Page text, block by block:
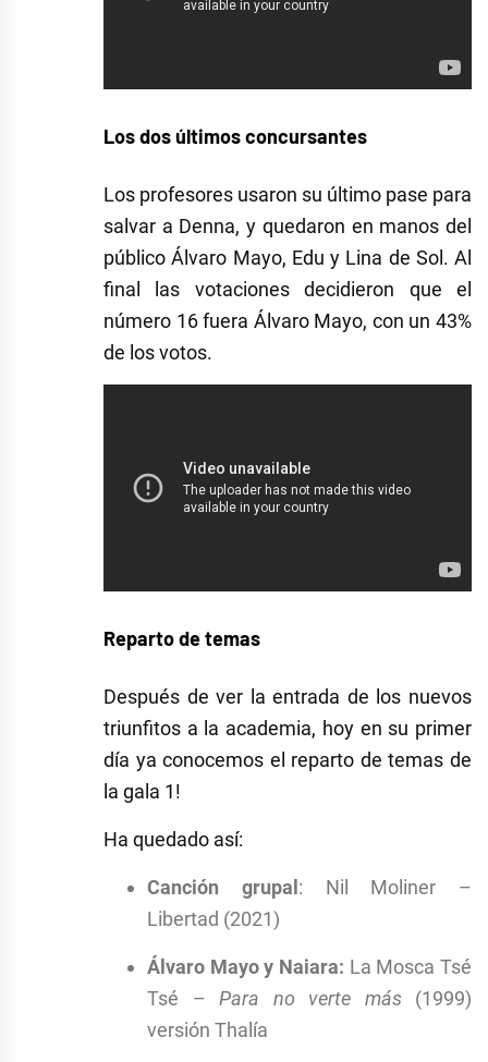
Los dos últimos concursantes
Los profesores usaron su último pase para
salvar a Denna, y quedaron en manos del
público Álvaro Mayo, Edu y Lina de Sol. Al
final las votaciones decidieron que el
número 16 fuera Álvaro Mayo, con un 43%
de los votos.
Reparto de temas
Después de ver la entrada de los nuevos
triunfitos a la academia, hoy en su primer
día ya conocemos el reparto de temas de
la gala 1!
Ha quedado así:
Canción grupal: Nil Moliner –
Libertad (2021)
Álvaro Mayo y Naiara: La Mosca Tsé
Tsé – Para no verte más(1999)
versión Thalía